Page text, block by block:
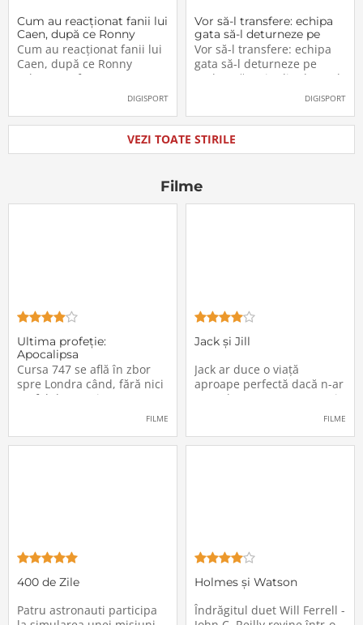
Cum au reacționat fanii lui
Caen, după ce Ronny
Labonne a fost prezentat
oficial la FCSB
Cum au reacționat fanii lui
Caen, după ce Ronny
Labonne a fost prezentat
DIGISPORT
Vor să-l transfere: echipa
gata să-l deturneze pe
Radu Drăgușin din drumul
către Juventus!
Vor să-l transfere: echipa
gata să-l deturneze pe
Radu Drăgușin din drumul
DIGISPORT
VEZI TOATE STIRILE
Filme
Ultima profeţie:
Apocalipsa
Cursa 747 se află în zbor
spre Londra când, fără nici
un fel de avertisment,
pasagerii încep să dispară
locurile lor. Teroarea și
FILME
Jack și Jill
Jack ar duce o viață
aproape perfectă dacă n-ar
avea de suportat o excepție
sărbători - sora lui
FILME
400 de Zile
Patru astronauti participa
Holmes și Watson
Îndrăgitul duet Will Ferrell -